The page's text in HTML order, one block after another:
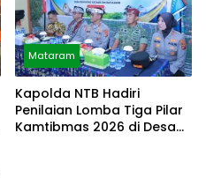
Mataram
Kapolda NTB Hadiri
Penilaian Lomba Tiga Pilar
Kamtibmas 2026 di Desa